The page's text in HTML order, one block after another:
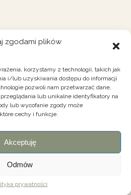
zgodami plików
korzystamy z technologii, takich jak
i/lub uzyskiwania dostępu do informacji
pozwoli nam przetwarzać dane,
lub unikalne identyfikatory na
lub wycofanie zgody może
cechy i funkcje.
Akceptuję
Odmów
prywatności